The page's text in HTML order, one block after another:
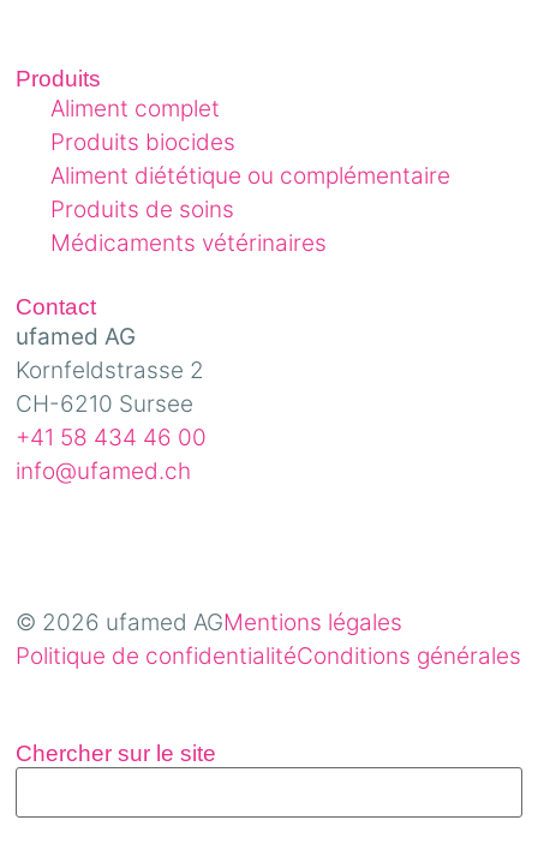
Produits
Aliment complet
Produits biocides
Aliment diététique ou complémentaire
Produits de soins
Médicaments vétérinaires
Contact
ufamed AG
Kornfeldstrasse 2
CH-6210 Sursee
+41 58 434 46 00
info@ufamed.ch
© 2026 ufamed AGMentions légales
Politique de confidentialitéConditions générales
Chercher sur le site